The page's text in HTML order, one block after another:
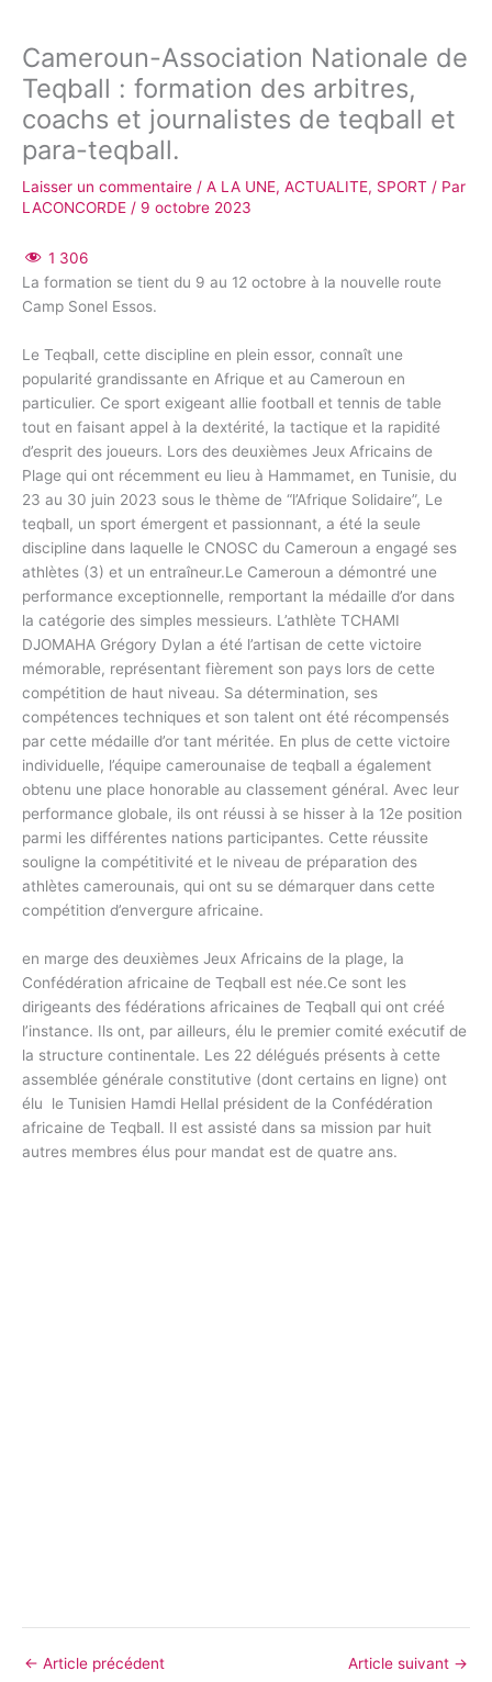
Cameroun-Association Nationale de
Teqball : formation des arbitres,
coachs et journalistes de teqball et
para-teqball.
Laisser un commentaire / A LA UNE, ACTUALITE, SPORT / Par
LACONCORDE / 9 octobre 2023
1 306
La formation se tient du 9 au 12 octobre à la nouvelle route
Camp Sonel Essos.
Le Teqball, cette discipline en plein essor, connaît une
popularité grandissante en Afrique et au Cameroun en
particulier. Ce sport exigeant allie football et tennis de table
tout en faisant appel à la dextérité, la tactique et la rapidité
d’esprit des joueurs. Lors des deuxièmes Jeux Africains de
Plage qui ont récemment eu lieu à Hammamet, en Tunisie, du
23 au 30 juin 2023 sous le thème de “l’Afrique Solidaire”, Le
teqball, un sport émergent et passionnant, a été la seule
discipline dans laquelle le CNOSC du Cameroun a engagé ses
athlètes (3) et un entraîneur.Le Cameroun a démontré une
performance exceptionnelle, remportant la médaille d’or dans
la catégorie des simples messieurs. L’athlète TCHAMI
DJOMAHA Grégory Dylan a été l’artisan de cette victoire
mémorable, représentant fièrement son pays lors de cette
compétition de haut niveau. Sa détermination, ses
compétences techniques et son talent ont été récompensés
par cette médaille d’or tant méritée. En plus de cette victoire
individuelle, l’équipe camerounaise de teqball a également
obtenu une place honorable au classement général. Avec leur
performance globale, ils ont réussi à se hisser à la 12e position
parmi les différentes nations participantes. Cette réussite
souligne la compétitivité et le niveau de préparation des
athlètes camerounais, qui ont su se démarquer dans cette
compétition d’envergure africaine.
en marge des deuxièmes Jeux Africains de la plage, la
Confédération africaine de Teqball est née.Ce sont les
dirigeants des fédérations africaines de Teqball qui ont créé
l’instance. Ils ont, par ailleurs, élu le premier comité exécutif de
la structure continentale. Les 22 délégués présents à cette
assemblée générale constitutive (dont certains en ligne) ont
élu le Tunisien Hamdi Hellal président de la Confédération
africaine de Teqball. Il est assisté dans sa mission par huit
autres membres élus pour mandat est de quatre ans.
← Article précédent Article suivant →